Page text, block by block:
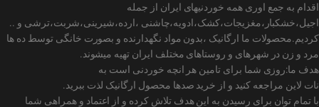
اقدام به جمع اوری همه خوردنیهای ایران از جمله
اجیل،خشکبار،مغزیجات،کشک،ادویه،چاشنی ،ارده،شیرینی،شربت،ترشی و ..
کردیم.محصولات ما ارگانیک ،بدون مواد نگهدارنده و بصورت خانگی توسط ده ها
مرد و زن در شهرهای و روستاهای مختلف ایران تهیه میشوند.
هدف ما:روزی شما برای تامین هر انچه خوردنی است به
نات لاین مراجعه کنید و از خرید صدها محصول ارگانیک لذت ببرید.
با تمام توان برای رسیدن به این هدف تلاش کرده و از اعتماد و همراهی شما